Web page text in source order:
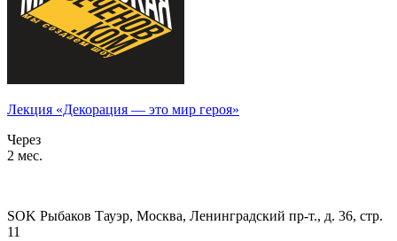
Лекция «Декорация — это мир героя»
Через
2 мес.
SOK Рыбаков Тауэр, Москва, Ленинградский пр-т., д. 36, стр.
11